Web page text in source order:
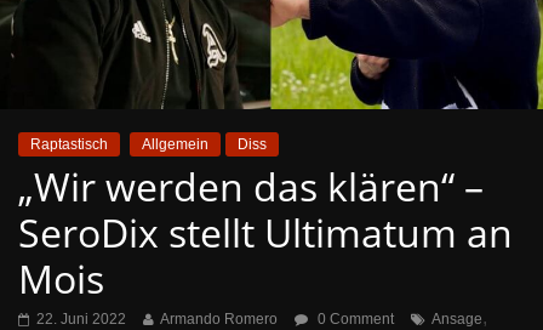
Raptastisch Allgemein Diss
„Wir werden das klären“ –
SeroDix stellt Ultimatum an
Mois
22. Juni 2022 Armando Romero 0 Comment Ansage,